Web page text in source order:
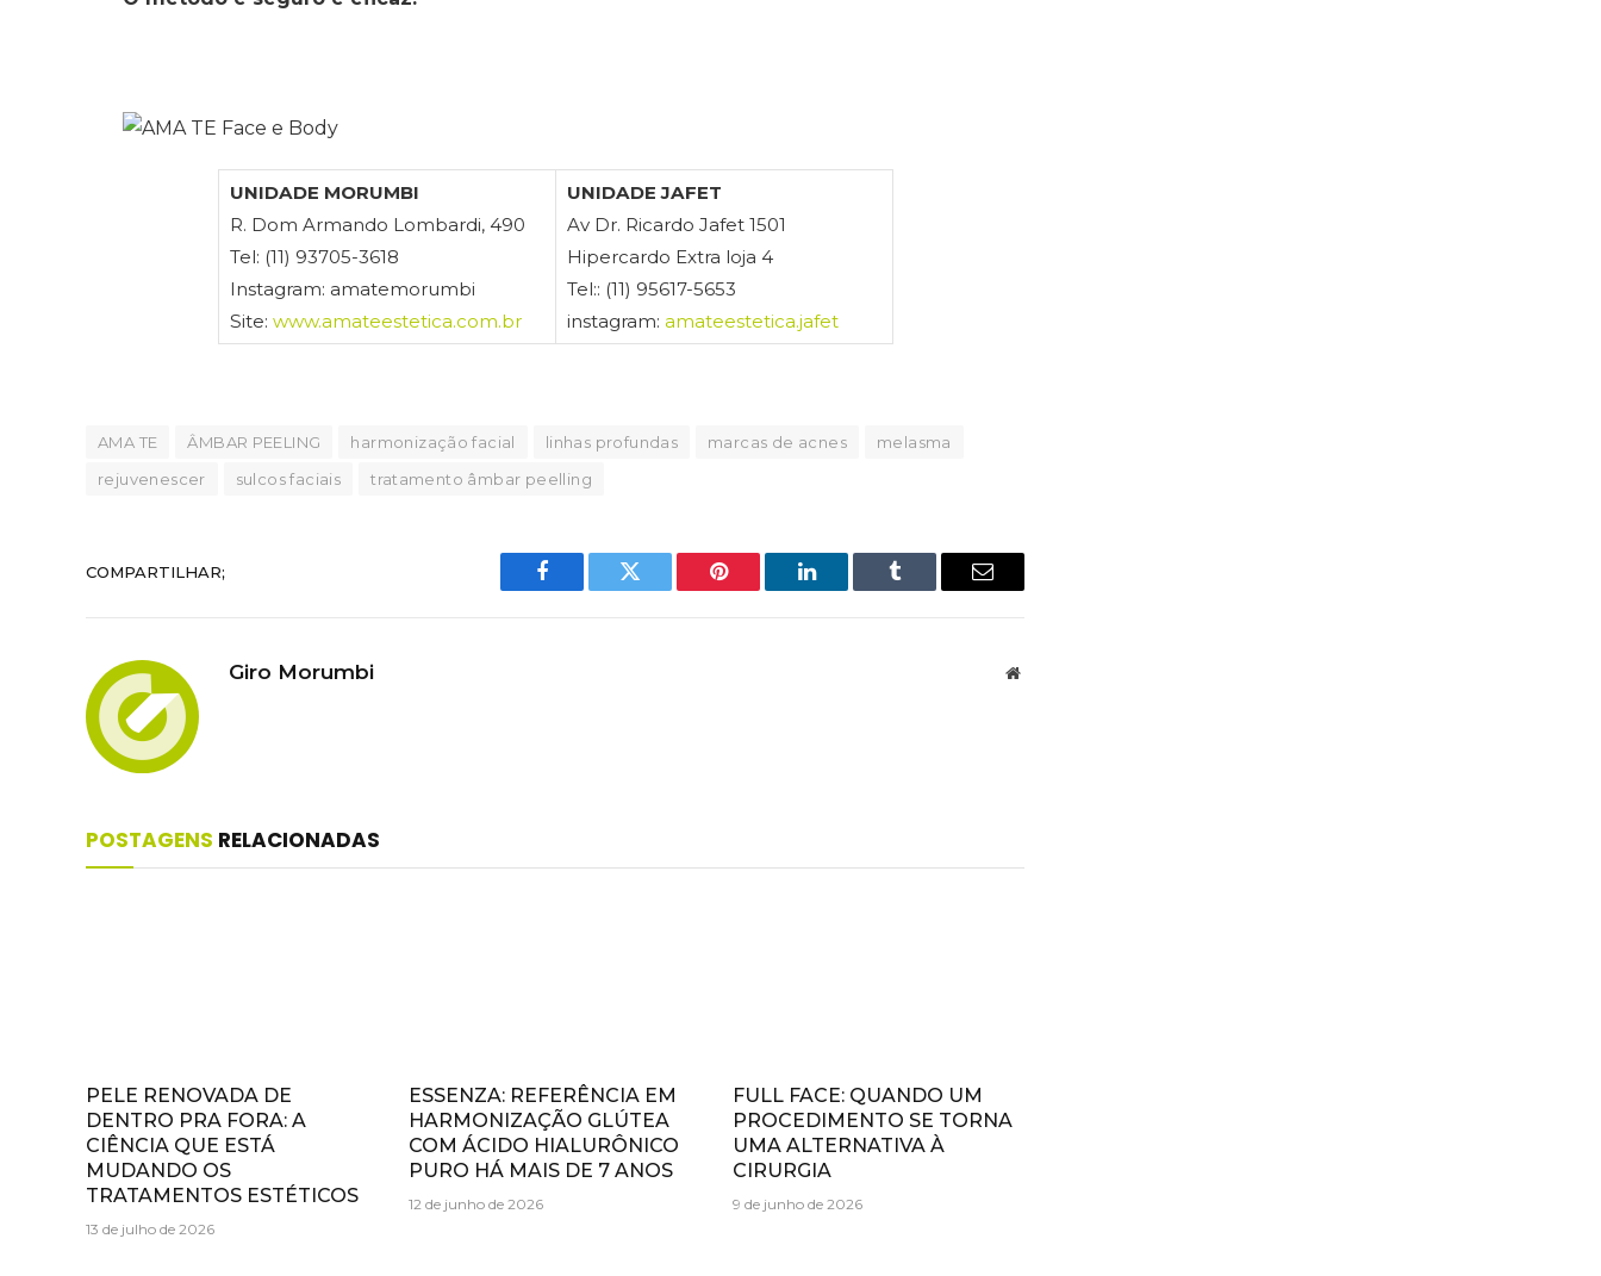
UNIDADE MORUMBI
R. Dom Armando Lombardi, 490
Tel: (11) 93705-3618
Instagram: amatemorumbi
Site: www.amateestetica.com.br
UNIDADE JAFET
Av Dr. Ricardo Jafet 1501
Hipercardo Extra loja 4
Tel:: (11) 95617-5653
instagram: amateestetica.jafet
AMA TE ÂMBAR PEELING harmonização facial linhas profundas marcas de acnes
melasma
rejuvenescer
sulcos faciais tratamento âmbar peelling
COMPARTILHAR;
Facebook Twitter Pinterest LinkedIn Tumblr Email
Giro Morumbi Website
POSTAGENS RELACIONADAS
PELE RENOVADA DE
DENTRO PRA FORA: A
CIÊNCIA QUE ESTÁ
MUDANDO OS
TRATAMENTOS ESTÉTICOS
13 de julho de 2026
ESSENZA: REFERÊNCIA EM
HARMONIZAÇÃO GLÚTEA
COM ÁCIDO HIALURÔNICO
PURO HÁ MAIS DE 7 ANOS
12 de junho de 2026
FULL FACE: QUANDO UM
PROCEDIMENTO SE TORNA
UMA ALTERNATIVA À
CIRURGIA
9 de junho de 2026